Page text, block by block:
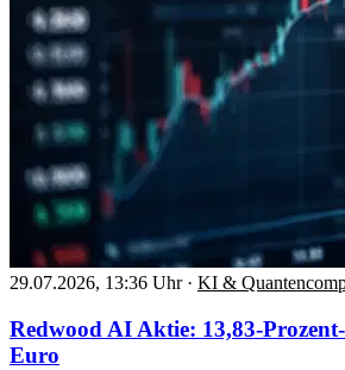
29.07.2026, 13:36 Uhr · KI &
Redwood AI Aktie: 13,83-
Euro